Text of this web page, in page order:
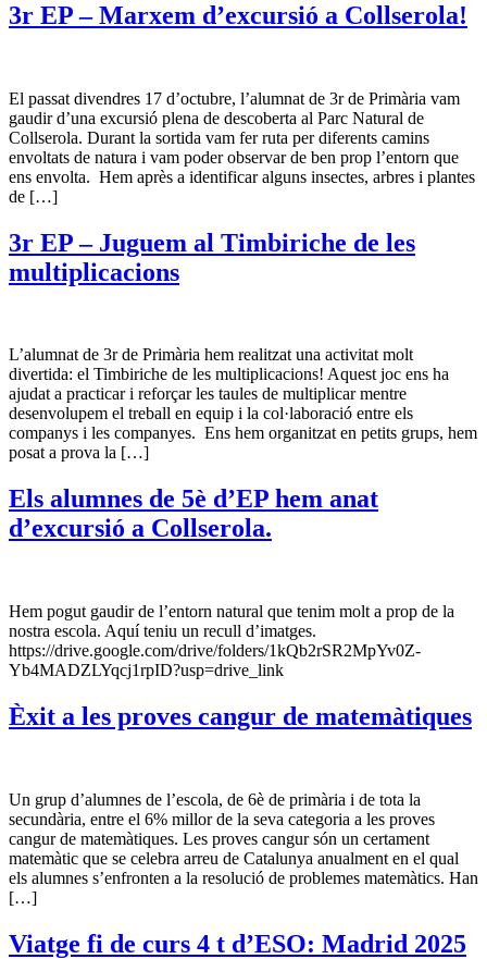
3r EP – Marxem d’excursió a Collserola!
El passat divendres 17 d’octubre, l’alumnat de 3r de Primària vam
gaudir d’una excursió plena de descoberta al Parc Natural de
Collserola. Durant la sortida vam fer ruta per diferents camins
envoltats de natura i vam poder observar de ben prop l’entorn que
ens envolta. Hem après a identificar alguns insectes, arbres i plantes
de […]
3r EP – Juguem al Timbiriche de les
multiplicacions
L’alumnat de 3r de Primària hem realitzat una activitat molt
divertida: el Timbiriche de les multiplicacions! Aquest joc ens ha
ajudat a practicar i reforçar les taules de multiplicar mentre
desenvolupem el treball en equip i la col·laboració entre els
companys i les companyes. Ens hem organitzat en petits grups, hem
posat a prova la […]
Els alumnes de 5è d’EP hem anat
d’excursió a Collserola.
Hem pogut gaudir de l’entorn natural que tenim molt a prop de la
nostra escola. Aquí teniu un recull d’imatges.
https://drive.google.com/drive/folders/1kQb2rSR2MpYv0Z-
Yb4MADZLYqcj1rpID?usp=drive_link
Èxit a les proves cangur de matemàtiques
Un grup d’alumnes de l’escola, de 6è de primària i de tota la
secundària, entre el 6% millor de la seva categoria a les proves
cangur de matemàtiques. Les proves cangur són un certament
matemàtic que se celebra arreu de Catalunya anualment en el qual
els alumnes s’enfronten a la resolució de problemes matemàtics. Han
[…]
Viatge fi de curs 4 t d’ESO: Madrid 2025